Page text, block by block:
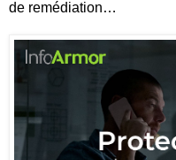
de remédiation…